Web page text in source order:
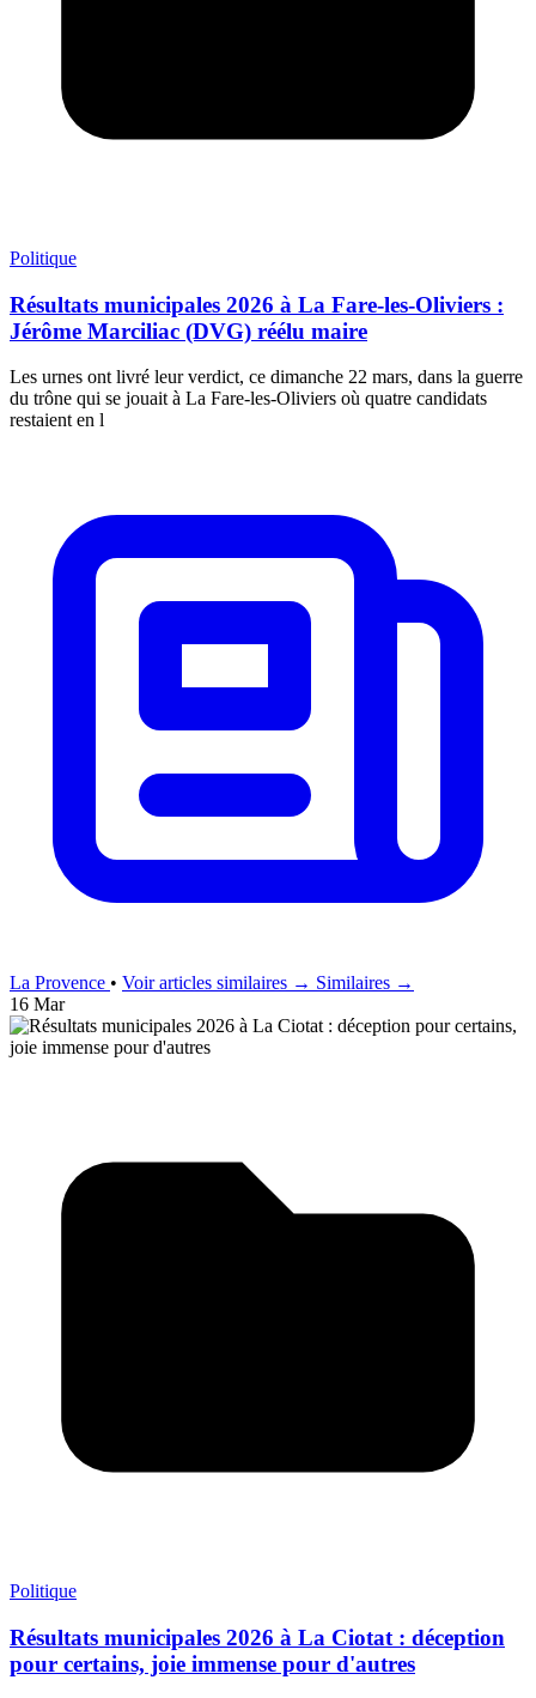
Politique
Résultats municipales 2026 à La Fare-les-Oliviers :
Jérôme Marciliac (DVG) réélu maire
Les urnes ont livré leur verdict, ce dimanche 22 mars, dans la guerre
du trône qui se jouait à La Fare-les-Oliviers où quatre candidats
restaient en l
La Provence • Voir articles similaires → Similaires →
16 Mar
Politique
Résultats municipales 2026 à La Ciotat : déception
pour certains, joie immense pour d'autres